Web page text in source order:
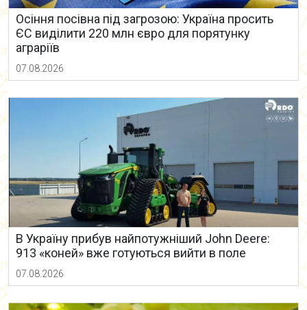
Осіння посівна під загрозою: Україна просить
ЄС виділити 220 млн євро для порятунку
аграріїв
07.08.2026
В Україну прибув найпотужніший John Deere:
913 «коней» вже готуються вийти в поле
07.08.2026